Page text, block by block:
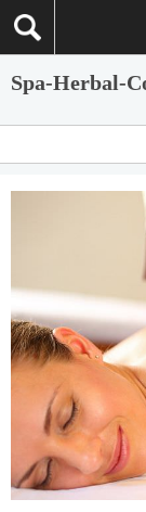
Spa-Herbal-